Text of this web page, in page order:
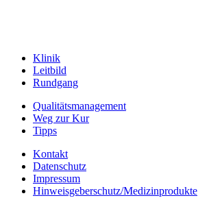
Klinik
Leitbild
Rundgang
Qualitätsmanagement
Weg zur Kur
Tipps
Kontakt
Datenschutz
Impressum
Hinweisgeberschutz/Medizinprodukte